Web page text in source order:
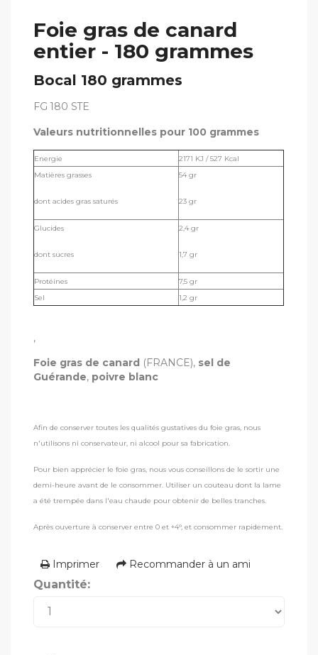
Foie gras de canard
entier - 180 grammes
Bocal 180 grammes
FG 180 STE
Valeurs nutritionnelles pour 100 grammes
Energie
2171 KJ / 527 Kcal
Matières grasses
dont acides gras saturés
54 gr
23 gr
Glucides
dont sucres
2,4 gr
1,7 gr
Protéines
7,5 gr
Sel
1,2 gr
,
Foie gras de canard (FRANCE), sel de
Guérande, poivre blanc
Afin de conserver toutes les qualités gustatives du foie gras, nous
n'utilisons ni conservateur, ni alcool pour sa fabrication.
Pour bien apprécier le foie gras, nous vous conseillons de le sortir une
demi-heure avant de le consommer. Utiliser un couteau dont la lame
a été trempée dans l'eau chaude pour obtenir de belles tranches.
Après ouverture à conserver entre 0 et +4°, et consommer rapidement.
Imprimer Recommander à un ami
Quantité: